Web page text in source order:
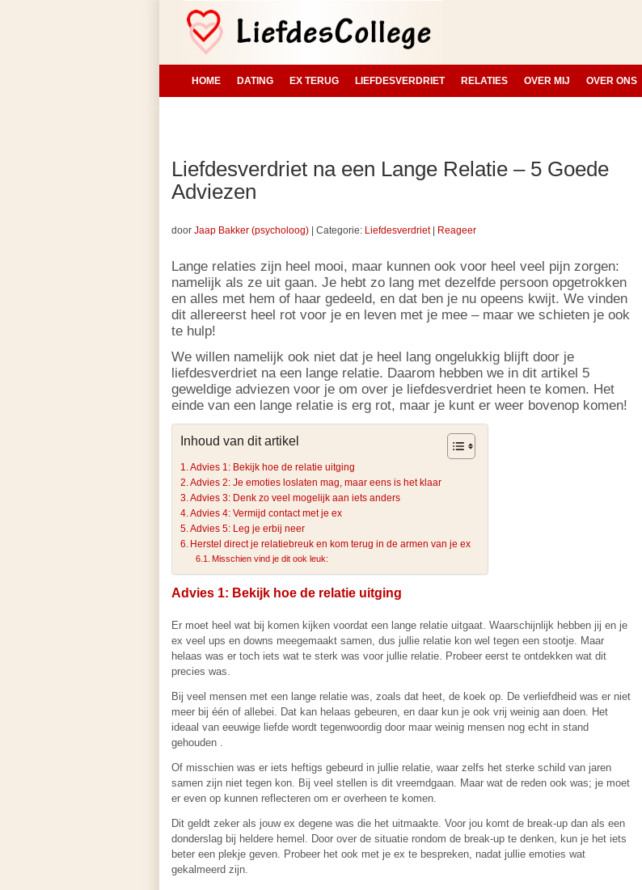
HOME DATING EX TERUG LIEFDESVERDRIET RELATIES OVER MIJ OVER ONS
Liefdesverdriet na een Lange Relatie – 5 Goede
Adviezen
door Jaap Bakker (psycholoog) Categorie: Liefdesverdriet| Reageer
Lange relaties zijn heel mooi, maar kunnen ook voor heel veel pijn zorgen:
namelijk als ze uit gaan. Je hebt zo lang met dezelfde persoon opgetrokken
en alles met hem of haar gedeeld, en dat ben je nu opeens kwijt. We vinden
dit allereerst heel rot voor je en leven met je mee – maar we schieten je ook
te hulp!
We willen namelijk ook niet dat je heel lang ongelukkig blijft door je
liefdesverdriet na een lange relatie. Daarom hebben we in dit artikel 5
geweldige adviezen voor je om over je liefdesverdriet heen te komen. Het
einde van een lange relatie is erg rot, maar je kunt er weer bovenop komen!
Inhoud van dit artikel
Advies 1: Bekijk hoe de relatie uitging
Advies 2: Je emoties loslaten mag, maar eens is het klaar
Advies 3: Denk zo veel mogelijk aan iets anders
Advies 4: Vermijd contact met je ex
Advies 5: Leg je erbij neer
Herstel direct je relatiebreuk en kom terug in de armen van je ex
Misschien vind je dit ook leuk:
Advies 1: Bekijk hoe de relatie uitging
Er moet heel wat bij komen kijken voordat een lange relatie uitgaat. Waarschijnlijk hebben jij en je
ex veel ups en downs meegemaakt samen, dus jullie relatie kon wel tegen een stootje. Maar
helaas was er toch iets wat te sterk was voor jullie relatie. Probeer eerst te ontdekken wat dit
precies was.
Bij veel mensen met een lange relatie was, zoals dat heet, de koek op. De verliefdheid was er niet
meer bij één of allebei. Dat kan helaas gebeuren, en daar kun je ook vrij weinig aan doen. Het
ideaal van eeuwige liefde wordt tegenwoordig door maar weinig mensen nog echt in stand
gehouden .
Of misschien was er iets heftigs gebeurd in jullie relatie, waar zelfs het sterke schild van jaren
samen zijn niet tegen kon. Bij veel stellen is dit vreemdgaan. Maar wat de reden ook was; je moet
er even op kunnen reflecteren om er overheen te komen.
Dit geldt zeker als jouw ex degene was die het uitmaakte. Voor jou komt de break-up dan als een
donderslag bij heldere hemel. Door over de situatie rondom de break-up te denken, kun je het iets
beter een plekje geven. Probeer het ook met je ex te bespreken, nadat jullie emoties wat
gekalmeerd zijn.